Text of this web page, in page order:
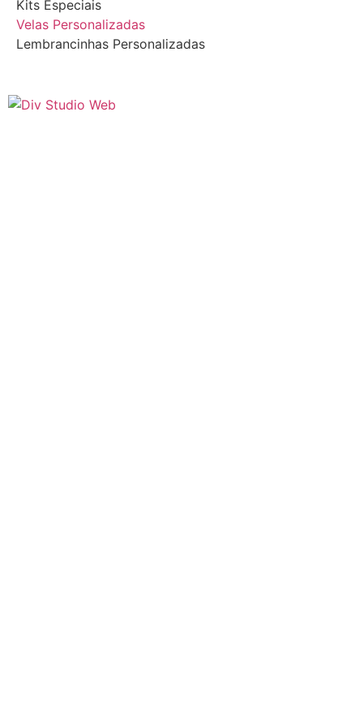
Kits Especiais
Velas Personalizadas
Lembrancinhas Personalizadas